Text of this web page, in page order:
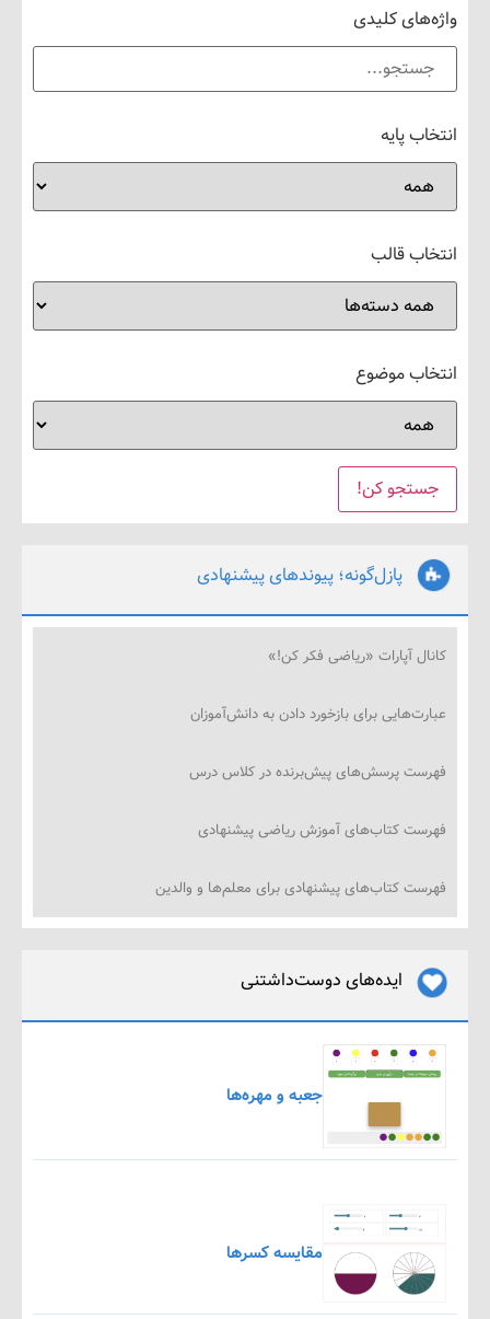
کلیدی
پایه
قالب
موضوع
پازل‌گونه؛ پیوندهای پیشنهادی
آپارات «ریاضی فکر کن!»
برای بازخورد دادن به دانش‌آموزان
پرسش‌های پیش‌برنده در کلاس درس
کتاب‌های آموزش ریاضی پیشنهادی
کتاب‌های پیشنهادی برای معلم‌ها و والدین
ایده‌های دوست‌داشتنی
جعبه و مهره‌ها
مقایسه کسرها